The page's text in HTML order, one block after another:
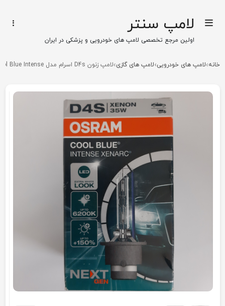
لامپ سنتر
اولین مرجع تخصصی لامپ های خودرویی و پزشکی در ایران
خانه لامپ های خودرویی لامپ های گازی لامپ زنون D4s اسرام مدل Cool Blue Intense